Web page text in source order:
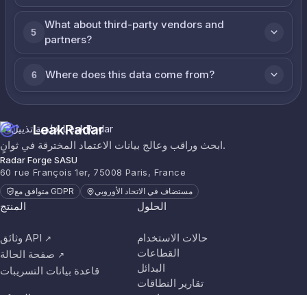
5
What about third-party vendors and
partners?
6 Where does this data come from?
LeakRadar
ابحث وراقب وعالج بيانات الاعتماد المخترقة في ثوانٍ.
Radar Forge SASU
60 rue François 1er, 75008 Paris, France
متوافق مع GDPR مستضاف في الاتحاد الأوروبي
المنتج
وثائق API ↗
صفحة الحالة ↗
قاعدة بيانات التسريبات
الحلول
حالات الاستخدام
القطاعات
البدائل
تقارير النطاقات